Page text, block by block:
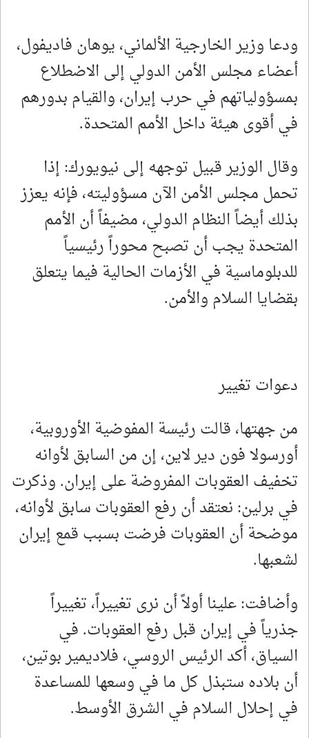
ودعا وزير الخارجية الألماني، يوهان فاديفول،
أعضاء مجلس الأمن الدولي إلى الاضطلاع
بمسؤولياتهم في حرب إيران، والقيام بدورهم
في أقوى هيئة داخل الأمم المتحدة.
وقال الوزير قبيل توجهه إلى نيويورك: إذا
تحمل مجلس الأمن الآن مسؤوليته، فإنه يعزز
بذلك أيضاً النظام الدولي، مضيفاً أن الأمم
المتحدة يجب أن تصبح محوراً رئيسياً
للدبلوماسية في الأزمات الحالية فيما يتعلق
بقضايا السلام والأمن.
دعوات تغيير
من جهتها، قالت ​رئيسة المفوضية الأوروبية،
أورسولا فون دير ⁠لاين، إن ‌من السابق لأوانه
‌تخفيف العقوبات المفروضة ‌على ‌إيران. وذكرت
في ‌برلين: نعتقد أن ​رفع ‌العقوبات ​سابق ⁠لأوانه،
موضحة ​أن العقوبات فرضت بسبب ⁠قمع ⁠إيران
لشعبها.
وأضافت: علينا أولاً أن نرى تغييراً، تغييراً
‌جذرياً في ​إيران قبل رفع العقوبات. في
السياق، أكد الرئيس الروسي، فلاديمير بوتين،
أن بلاده ستبذل كل ما في وسعها للمساعدة
في إحلال السلام في الشرق الأوسط.